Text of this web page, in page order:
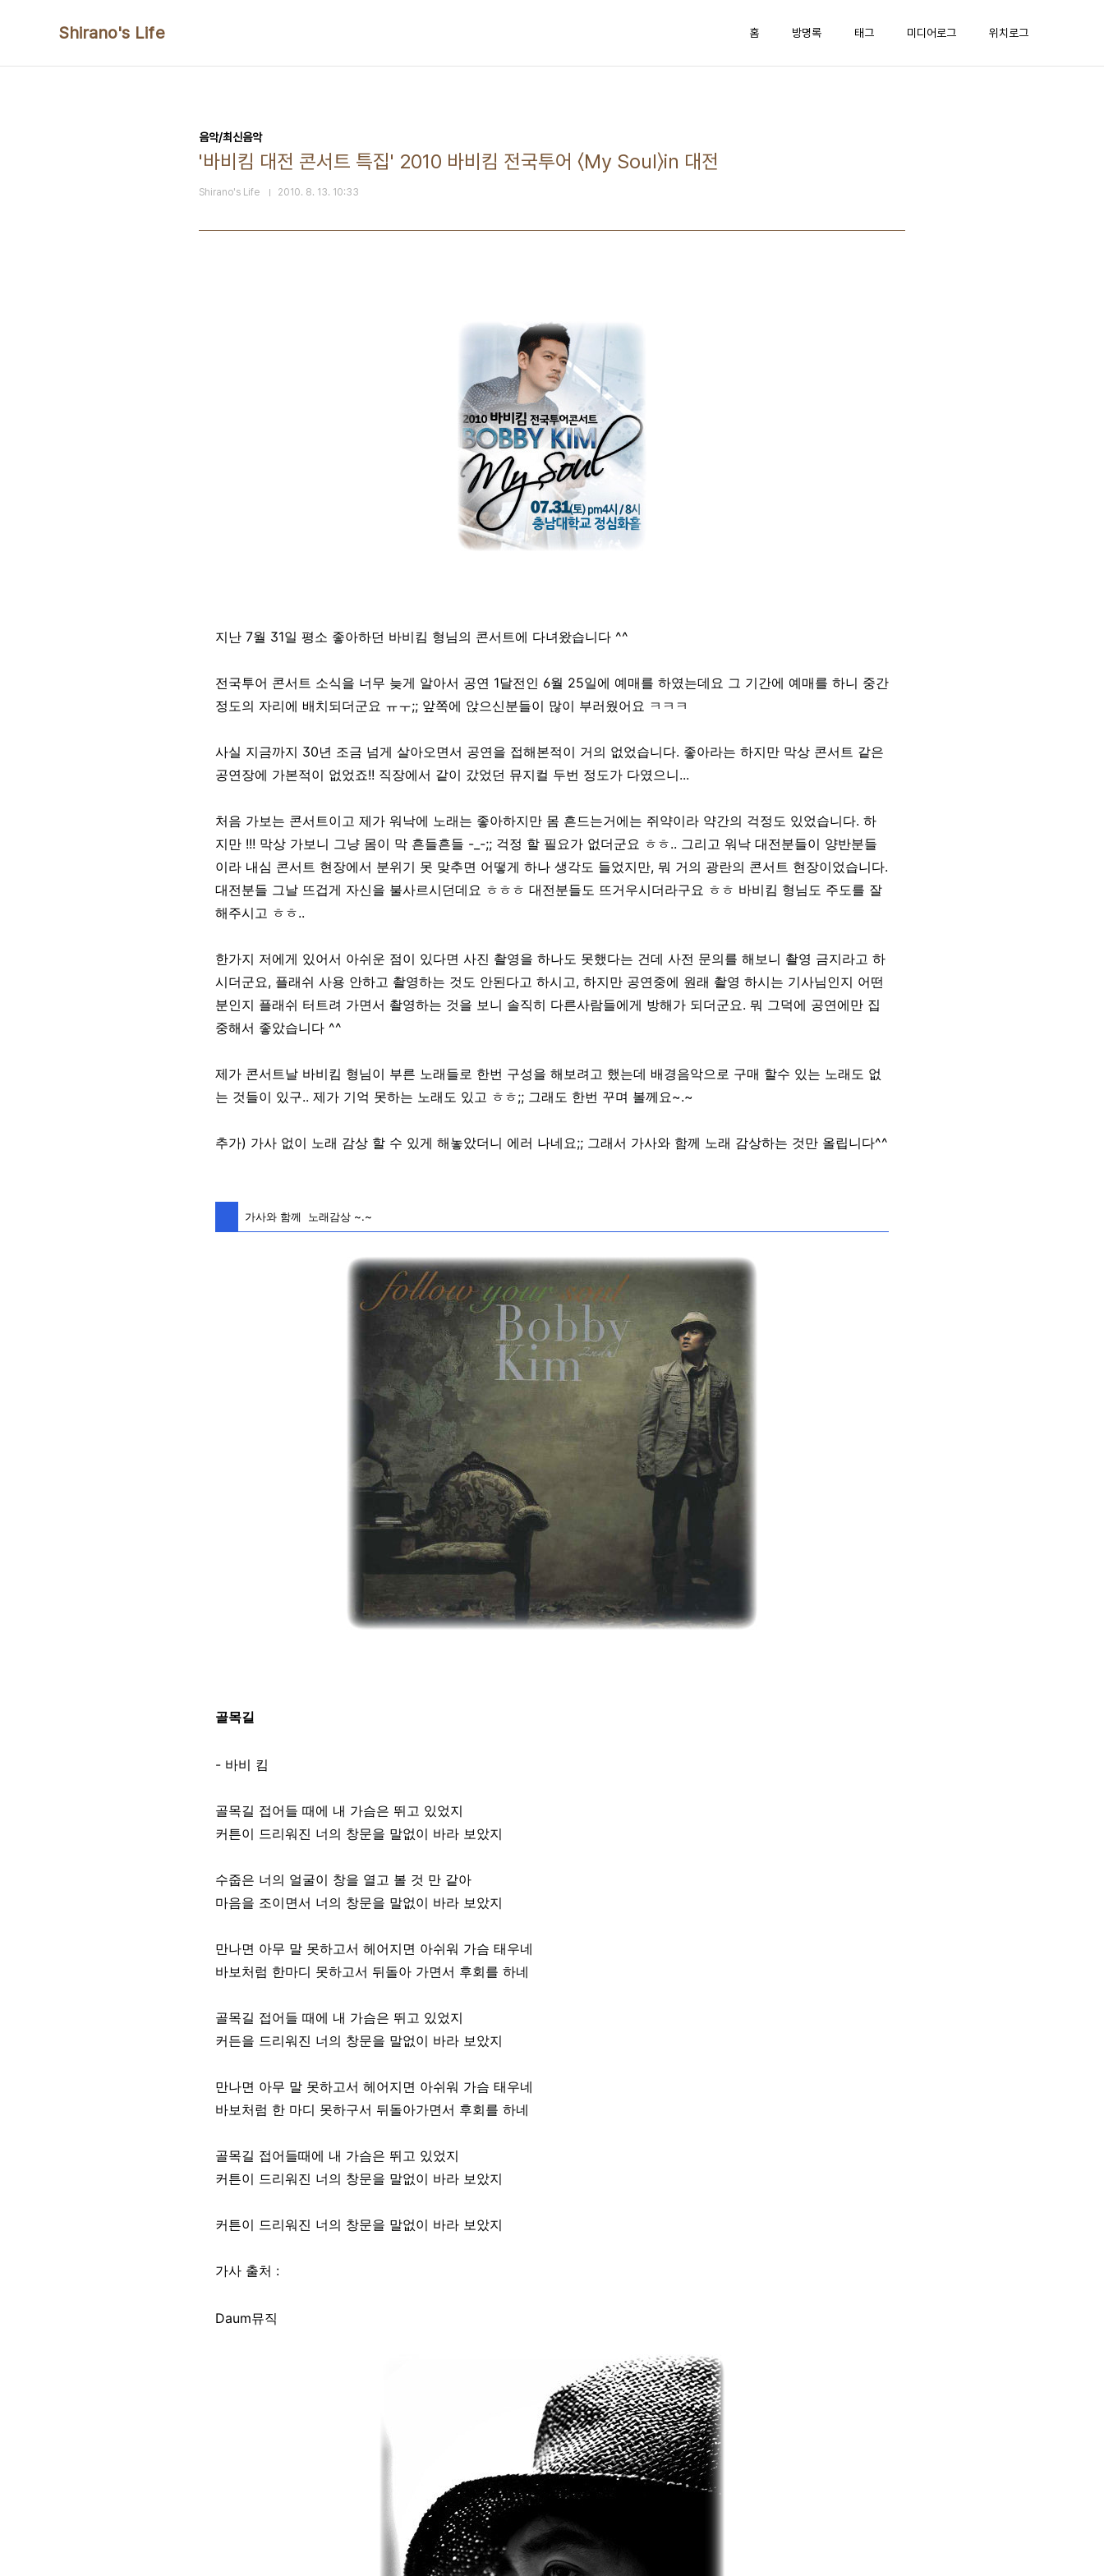
Shirano's Life 홈 방명록 태그 미디어로그 위치로그
음악/최신음악
'바비킴 대전 콘서트 특집' 2010 바비킴 전국투어 〈My Soul〉in 대전
Shirano's Life 2010. 8. 13. 10:33
지난 7월 31일 평소 좋아하던 바비킴 형님의 콘서트에 다녀왔습니다 ^^
전국투어 콘서트 소식을 너무 늦게 알아서 공연 1달전인 6월 25일에 예매를 하였는데요 그 기간에 예매를 하니 중간
정도의 자리에 배치되더군요 ㅠㅜ;; 앞쪽에 앉으신분들이 많이 부러웠어요 ㅋㅋㅋ
사실 지금까지 30년 조금 넘게 살아오면서 공연을 접해본적이 거의 없었습니다. 좋아라는 하지만 막상 콘서트 같은
공연장에 가본적이 없었죠!! 직장에서 같이 갔었던 뮤지컬 두번 정도가 다였으니...
처음 가보는 콘서트이고 제가 워낙에 노래는 좋아하지만 몸 흔드는거에는 쥐약이라 약간의 걱정도 있었습니다. 하
지만 !!! 막상 가보니 그냥 몸이 막 흔들흔들 -_-;; 걱정 할 필요가 없더군요 ㅎㅎ.. 그리고 워낙 대전분들이 양반분들
이라 내심 콘서트 현장에서 분위기 못 맞추면 어떻게 하나 생각도 들었지만, 뭐 거의 광란의 콘서트 현장이었습니다.
대전분들 그날 뜨겁게 자신을 불사르시던데요 ㅎㅎㅎ 대전분들도 뜨거우시더라구요 ㅎㅎ 바비킴 형님도 주도를 잘
해주시고 ㅎㅎ..
한가지 저에게 있어서 아쉬운 점이 있다면 사진 촬영을 하나도 못했다는 건데 사전 문의를 해보니 촬영 금지라고 하
시더군요, 플래쉬 사용 안하고 촬영하는 것도 안된다고 하시고, 하지만 공연중에 원래 촬영 하시는 기사님인지 어떤
분인지 플래쉬 터트려 가면서 촬영하는 것을 보니 솔직히 다른사람들에게 방해가 되더군요. 뭐 그덕에 공연에만 집
중해서 좋았습니다 ^^
제가 콘서트날 바비킴 형님이 부른 노래들로 한번 구성을 해보려고 했는데 배경음악으로 구매 할수 있는 노래도 없
는 것들이 있구.. 제가 기억 못하는 노래도 있고 ㅎㅎ;; 그래도 한번 꾸며 볼께요~.~
추가) 가사 없이 노래 감상 할 수 있게 해놓았더니 에러 나네요;; 그래서 가사와 함께 노래 감상하는 것만 올립니다^^
가사와 함께 노래감상 ~.~
골목길
- 바비 킴
골목길 접어들 때에 내 가슴은 뛰고 있었지
커튼이 드리워진 너의 창문을 말없이 바라 보았지
수줍은 너의 얼굴이 창을 열고 볼 것 만 같아
마음을 조이면서 너의 창문을 말없이 바라 보았지
만나면 아무 말 못하고서 헤어지면 아쉬워 가슴 태우네
바보처럼 한마디 못하고서 뒤돌아 가면서 후회를 하네
골목길 접어들 때에 내 가슴은 뛰고 있었지
커든을 드리워진 너의 창문을 말없이 바라 보았지
만나면 아무 말 못하고서 헤어지면 아쉬워 가슴 태우네
바보처럼 한 마디 못하구서 뒤돌아가면서 후회를 하네
골목길 접어들때에 내 가슴은 뛰고 있었지
커튼이 드리워진 너의 창문을 말없이 바라 보았지
커튼이 드리워진 너의 창문을 말없이 바라 보았지
가사 출처 :
Daum뮤직